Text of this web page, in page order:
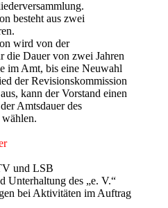
besteht aus zwei
wird von der
die Dauer von zwei Jahren
im Amt, bis eine Neuwahl
der Revisionskommission
kann der Vorstand einen
Amtsdauer des
wählen.
und LSB
Unterhaltung des „e. V.“
bei Aktivitäten im Auftrag